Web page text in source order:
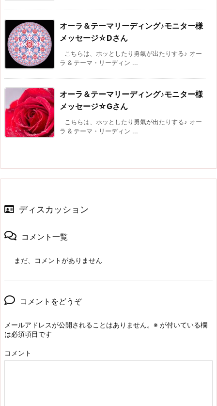
オーラ＆テーマリーディング♪モニター様
メッセージ☆Dさん
こちらは、ホッとしたり勇氣が出たりする♪ オー
ラ & テーマ・リーディン ...
オーラ＆テーマリーディング♪モニター様
メッセージ☆Gさん
こちらは、ホッとしたり勇氣が出たりする♪ オー
ラ & テーマ・リーディン ...
ディスカッション
コメント一覧
まだ、コメントがありません
コメントをどうぞ
メールアドレスが公開されることはありません。 ※ が付いている欄
は必須項目です
コメント